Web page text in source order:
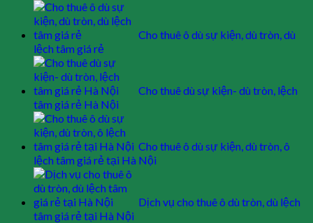
Cho thuê ô dù sự kiện, dù tròn, dù
lệch tâm giá rẻ
Cho thuê dù sự kiện- dù tròn, lệch
tâm giá rẻ Hà Nội
Cho thuê ô dù sự kiện, dù tròn, ô
lệch tâm giá rẻ tại Hà Nội
Dịch vụ cho thuê ô dù tròn, dù lệch
tâm giá rẻ tại Hà Nội